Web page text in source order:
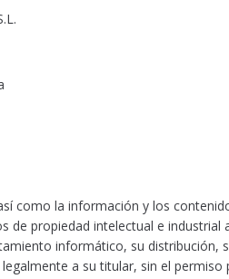
como la información y los
de propiedad intelectual e industrial
informático, su distribución,
a su titular, sin el